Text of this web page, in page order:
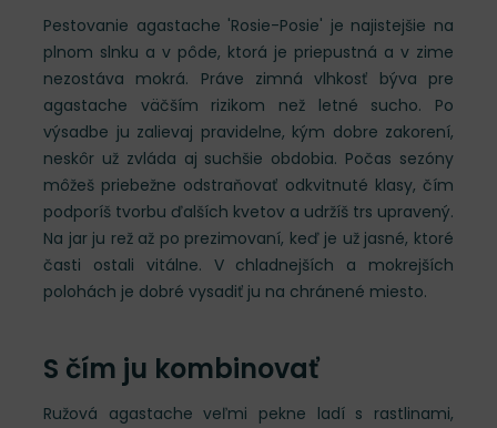
Pestovanie agastache 'Rosie-Posie' je najistejšie na
plnom slnku a v pôde, ktorá je priepustná a v zime
nezostáva mokrá. Práve zimná vlhkosť býva pre
agastache väčším rizikom než letné sucho. Po
výsadbe ju zalievaj pravidelne, kým dobre zakorení,
neskôr už zvláda aj suchšie obdobia. Počas sezóny
môžeš priebežne odstraňovať odkvitnuté klasy, čím
podporíš tvorbu ďalších kvetov a udržíš trs upravený.
Na jar ju rež až po prezimovaní, keď je už jasné, ktoré
časti ostali vitálne. V chladnejších a mokrejších
polohách je dobré vysadiť ju na chránené miesto.
S čím ju kombinovať
Ružová agastache veľmi pekne ladí s rastlinami,